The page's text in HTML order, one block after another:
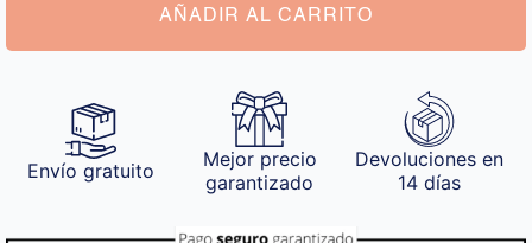
AÑADIR AL CARRITO
Envío gratuito
Mejor precio
garantizado
Devoluciones en
14 días